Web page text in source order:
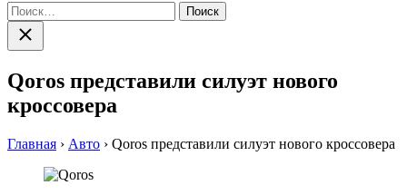
Найти:
Закрыть
поиск
Qoros представили силуэт нового
кроссовера
Главная › Авто › Qoros представили силуэт нового кроссовера